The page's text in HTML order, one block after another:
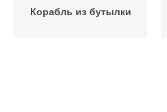
Корабль из бутылки